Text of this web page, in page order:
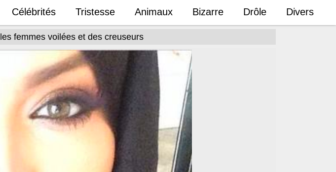
Célébrités Tristesse Animaux Bizarre Drôle Divers
femmes voilées et des creuseurs